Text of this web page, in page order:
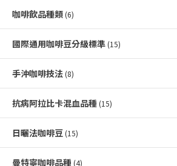
咖啡飲品種類 (6)
國際通用咖啡豆分級標準 (15)
手沖咖啡技法 (8)
抗病阿拉比卡混血品種 (15)
日曬法咖啡豆 (15)
曼特寧咖啡品種 (4)